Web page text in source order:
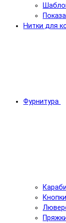
Нитки для
Фурнитура